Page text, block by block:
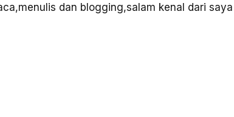
dan blogging,salam kenal dari saya